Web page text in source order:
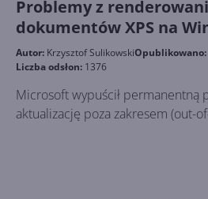
Problemy z
dokumentów XPS na
rozwiązane
Autor: Krzysztof SulikowskiOpublikowano:
Liczba odsłon: 1376
Microsoft wypuścił permanentną
aktualizację poza zakresem (out-